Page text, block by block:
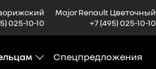
025-10-10
Major Renault Цветочный
+7 (495) 025-10-10
Спецпредложения